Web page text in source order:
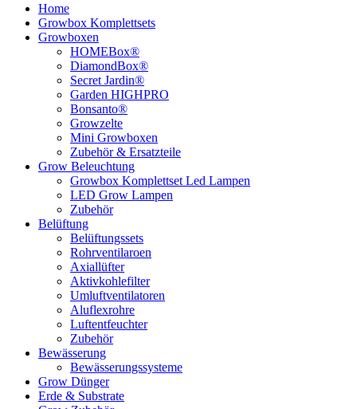
Home
Growbox Komplettsets
Growboxen
HOMEBox®
DiamondBox®
Secret Jardin®
Garden HIGHPRO
Bonsanto®
Growzelte
Mini Growboxen
Zubehör & Ersatzteile
Grow Beleuchtung
Growbox Komplettset Led Lampen
LED Grow Lampen
Zubehör
Belüftung
Belüftungssets
Rohrventilaroen
Axiallüfter
Aktivkohlefilter
Umluftventilatoren
Aluflexrohre
Luftentfeuchter
Zubehör
Bewässerung
Bewässerungssysteme
Grow Dünger
Erde & Substrate